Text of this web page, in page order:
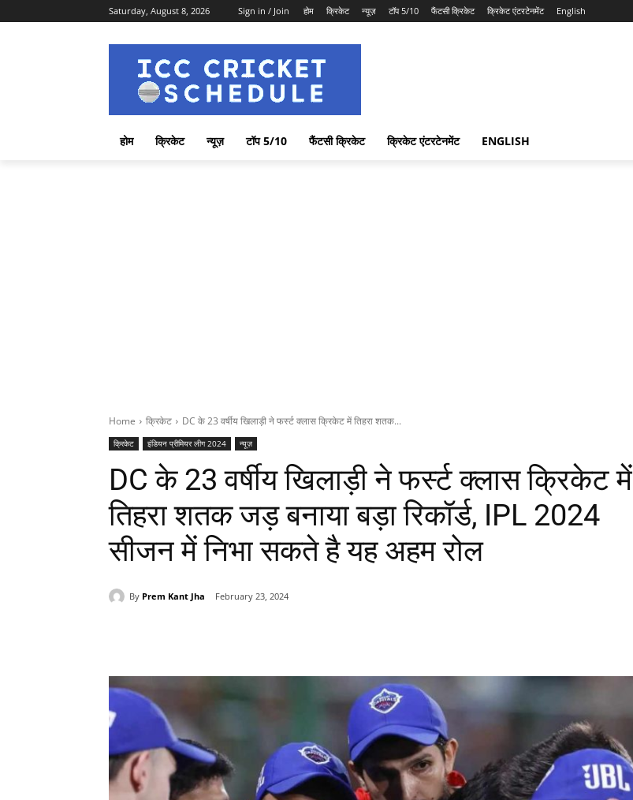
Saturday, August 8, 2026 Sign in / Join होम क्रिकेट न्यूज़ टॉप 5/10 फैंटसी क्रिकेट क्रिकेट एंटरटेनमेंट English
होम क्रिकेट न्यूज़ टॉप 5/10 फैंटसी क्रिकेट क्रिकेट एंटरटेनमेंट ENGLISH
Home क्रिकेट DC के 23 वर्षीय खिलाड़ी ने फर्स्ट क्लास क्रिकेट में तिहरा शतक...
क्रिकेट इंडियन प्रीमियर लीग 2024 न्यूज़
DC के 23 वर्षीय खिलाड़ी ने फर्स्ट क्लास क्रिकेट में
तिहरा शतक जड़ बनाया बड़ा रिकॉर्ड, IPL 2024
सीजन में निभा सकते है यह अहम रोल
By Prem Kant Jha February 23, 2024